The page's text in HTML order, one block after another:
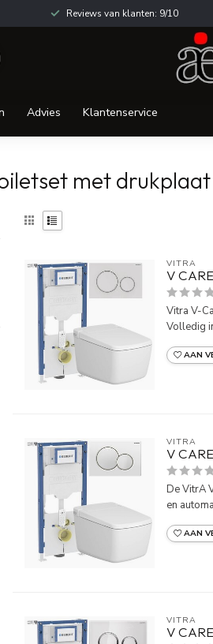
Reviews van klanten: 9/10
Advies Klantenservice
met drukplaat
VITRA
V
Vitra V-
Volledig
AAN
VITRA
V
De VitrA
en
AAN
VITRA
V